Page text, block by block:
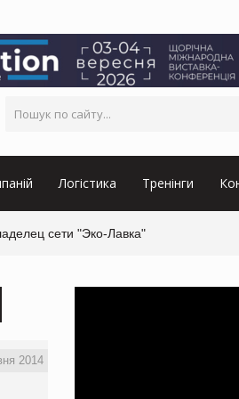
Логістика Тренінги
сети "Эко-Лавка"
2014